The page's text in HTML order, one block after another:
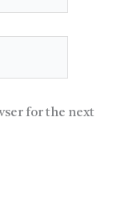
for the next